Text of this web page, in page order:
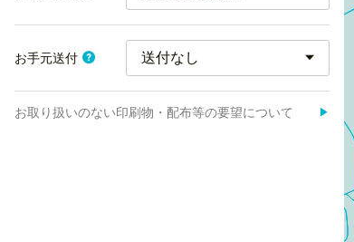
お手元送付
お取り扱いのない印刷物・配布等の要望について ▶